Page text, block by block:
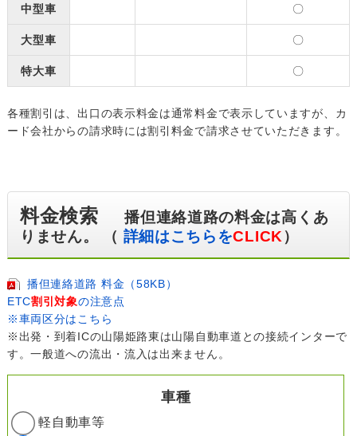
中型車 〇
大型車 〇
特大車 〇
各種割引は、出口の表示料金は通常料金で表示していますが、カ
ード会社からの請求時には割引料金で請求させていただきます。
料金検索播但連絡道路の料金は高くあ
りません。 （ 詳細はこちらをCLICK ）
播但連絡道路 料金（58KB）
ETC割引対象の注意点
※車両区分はこちら
※出発・到着ICの山陽姫路東は山陽自動車道との接続インターで
す。一般道への流出・流入は出来ません。
車種
軽自動車等